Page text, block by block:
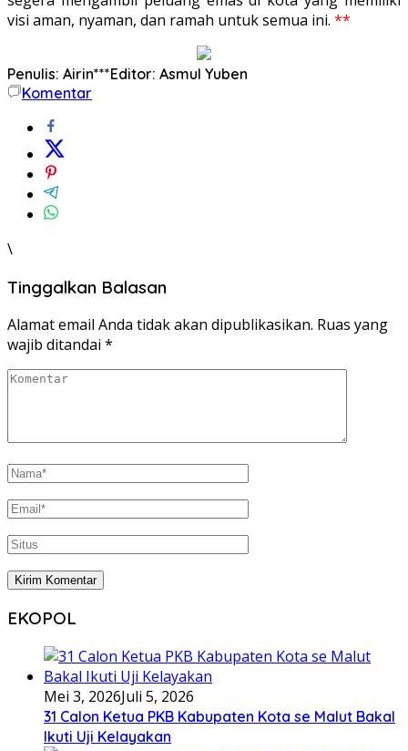
visi aman, nyaman, dan ramah untuk semua ini. **
Penulis: Airin***Editor: Asmul Yuben
Komentar
\
Tinggalkan Balasan
Alamat email Anda tidak akan dipublikasikan. Ruas yang
wajib ditandai *
EKOPOL
Mei 3, 2026Juli 5, 2026
31 Calon Ketua PKB Kabupaten Kota se Malut Bakal
Ikuti Uji Kelayakan